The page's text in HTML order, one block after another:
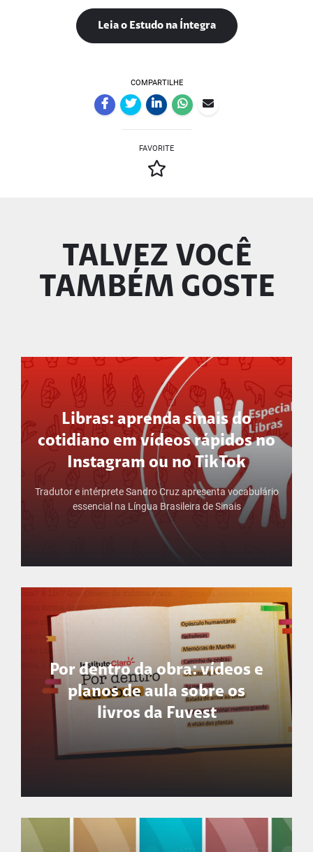
Leia o Estudo na Íntegra
COMPARTILHE
FAVORITE
TALVEZ VOCÊ
TAMBÉM GOSTE
Libras: aprenda sinais do
cotidiano em vídeos rápidos no
Instagram ou no TikTok
Tradutor e intérprete Sandro Cruz apresenta vocabulário
essencial na Língua Brasileira de Sinais
Libras: aprenda sinais do
cotidiano em vídeos rápidos no
Instagram ou no TikTok
Por dentro da obra: vídeos e
planos de aula sobre os
livros da Fuvest